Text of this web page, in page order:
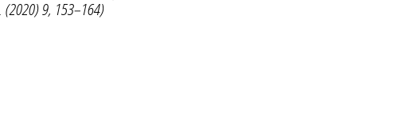
(2020) 9, 153–164)